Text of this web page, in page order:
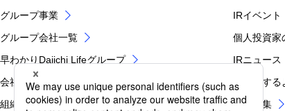
グループ事業
グループ会社一覧
早わかりDaiichi Lifeグループ
会社概要
組織図
IRイベント
個人投資家
IRニュース
IRに関す
IR用語集